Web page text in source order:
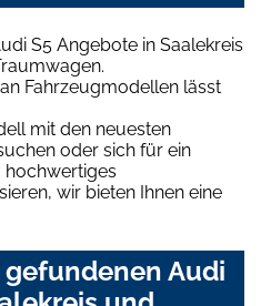
S5 Angebote in Saalekreis
Fahrzeugmodellen lässt
mit den neuesten
oder sich für ein
hochwertiges
wir bieten Ihnen eine
Audi